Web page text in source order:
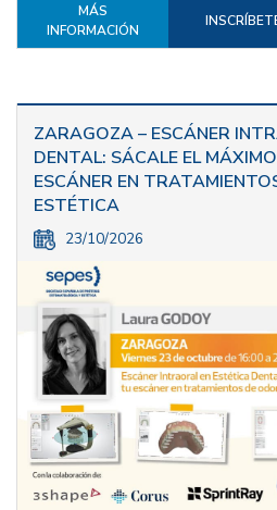
MÁS
INFORMACIÓN
ZARAGOZA – ESCÁNER
DENTAL: SÁCALE EL
ESCÁNER EN
ESTÉTICA
23/10/2026